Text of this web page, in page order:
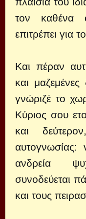
τον καθένα
επιτρέπει για
Και πέραν
και μαζεμένες
γνώριζέ το
Κύριος σου
και
αυτογνωσίας:
ανδρεία
συνοδεύεται
και τους